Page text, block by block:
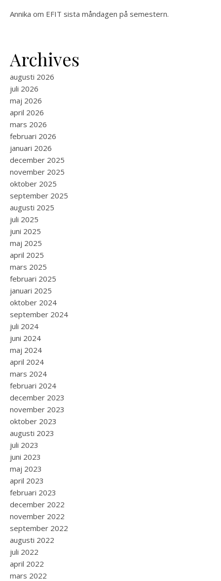
Annika om EFIT sista måndagen på semestern.
Archives
augusti 2026
juli 2026
maj 2026
april 2026
mars 2026
februari 2026
januari 2026
december 2025
november 2025
oktober 2025
september 2025
augusti 2025
juli 2025
juni 2025
maj 2025
april 2025
mars 2025
februari 2025
januari 2025
oktober 2024
september 2024
juli 2024
juni 2024
maj 2024
april 2024
mars 2024
februari 2024
december 2023
november 2023
oktober 2023
augusti 2023
juli 2023
juni 2023
maj 2023
april 2023
februari 2023
december 2022
november 2022
september 2022
augusti 2022
juli 2022
april 2022
mars 2022